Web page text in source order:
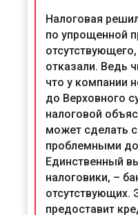
Налоговая
по упрощенной
отказали. Ведь
что у компании
до Верховного
налоговой
может сделать
проблемными
Единственный
налоговики, –
отсутствующих.
предоставит